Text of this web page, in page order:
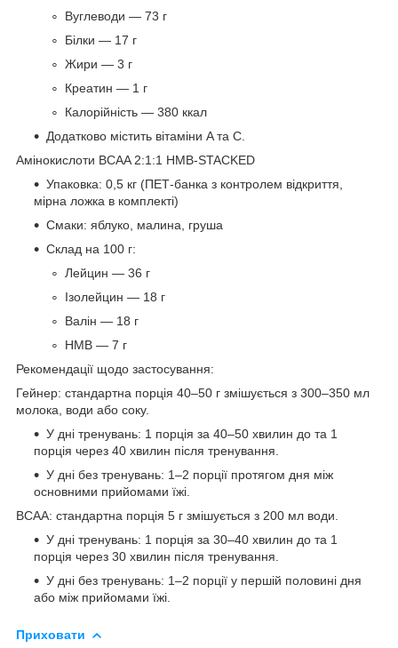
Вуглеводи — 73 г
Білки — 17 г
Жири — 3 г
Креатин — 1 г
Калорійність — 380 ккал
Додатково містить вітаміни A та C.
Амінокислоти BCAA 2:1:1 HMB-STACKED
Упаковка: 0,5 кг (ПЕТ-банка з контролем відкриття,
мірна ложка в комплекті)
Смаки: яблуко, малина, груша
Склад на 100 г:
Лейцин — 36 г
Ізолейцин — 18 г
Валін — 18 г
HMB — 7 г
Рекомендації щодо застосування:
Гейнер: стандартна порція 40–50 г змішується з 300–350 мл
молока, води або соку.
У дні тренувань: 1 порція за 40–50 хвилин до та 1
порція через 40 хвилин після тренування.
У дні без тренувань: 1–2 порції протягом дня між
основними прийомами їжі.
BCAA: стандартна порція 5 г змішується з 200 мл води.
У дні тренувань: 1 порція за 30–40 хвилин до та 1
порція через 30 хвилин після тренування.
У дні без тренувань: 1–2 порції у першій половині дня
або між прийомами їжі.
Приховати